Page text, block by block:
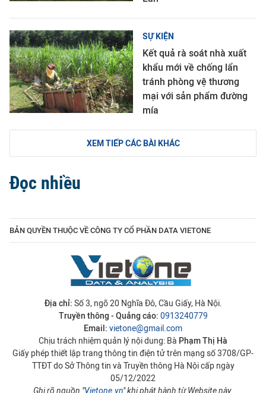
SỰ KIỆN
Kết quả rà soát nhà xuất
khẩu mới về chống lẩn
tránh phòng vệ thương
mại với sản phẩm đường
mía
XEM TIẾP CÁC BÀI KHÁC
Đọc nhiều
BẢN QUYỀN THUỘC VỀ CÔNG TY CỔ PHẦN DATA VIETONE
Địa chỉ: Số 3, ngõ 20 Nghĩa Đô, Cầu Giấy, Hà Nội.
Truyền thông - Quảng cáo: 0913240779
Email: vietone@gmail.com
Chịu trách nhiệm quản lý nội dung: Bà Phạm Thị Hà
Giấy phép thiết lập trang thông tin điện tử trên mạng số 3708/GP-
TTĐT do Sở Thông tin và Truyền thông Hà Nội cấp ngày
05/12/2022